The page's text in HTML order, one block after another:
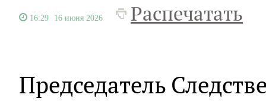
16:29 16 июня 2026 Распечатать
Председатель